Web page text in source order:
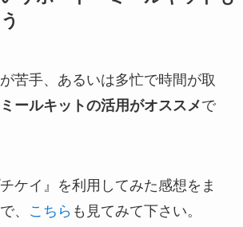
苦手、あるいは多忙で時間が取
ミールキットの活用がオススメで
ケイ』を利用してみた感想をま
、
こちら も見てみて下さい。